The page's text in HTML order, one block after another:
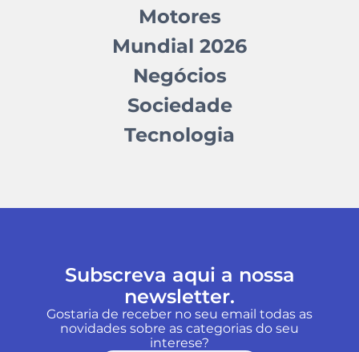
Motores
Mundial 2026
Negócios
Sociedade
Tecnologia
Subscreva aqui a nossa
newsletter.
Gostaria de receber no seu email todas as
novidades sobre as categorias do seu
interese?